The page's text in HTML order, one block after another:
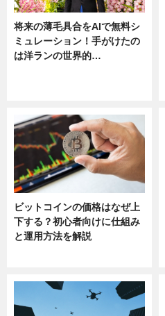
将来の薄毛具合をAIで無料シ
ミュレーション！手がけたの
は洋ランの世界的…
ビットコインの価格はなぜ上
下する？初心者向けに仕組み
と運用方法を解説